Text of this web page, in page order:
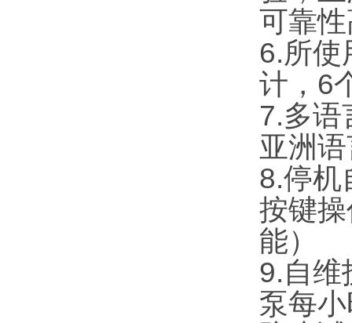
可靠
6.所使
计，6
7.多语
亚洲
8.停机
按键
能）
9.自维
泵每